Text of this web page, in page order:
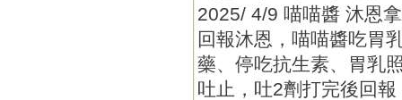
2025/ 4/9 喵喵醬 沐恩
回報沐恩，喵喵醬吃胃
藥、停吃抗生素、胃乳
吐止，吐2劑打完後回報